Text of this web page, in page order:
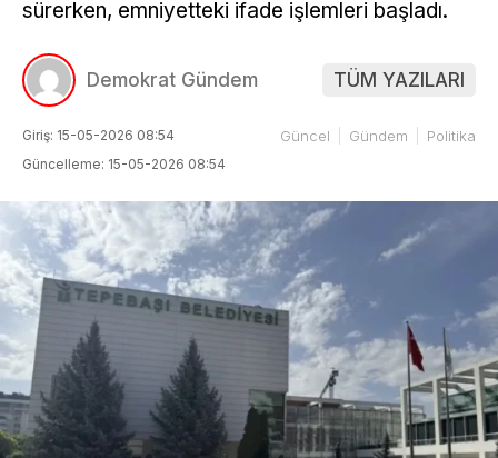
sürerken, emniyetteki ifade işlemleri başladı.
Demokrat Gündem TÜM YAZILARI
Giriş: 15-05-2026 08:54
Güncelleme: 15-05-2026 08:54
Güncel Gündem Politika